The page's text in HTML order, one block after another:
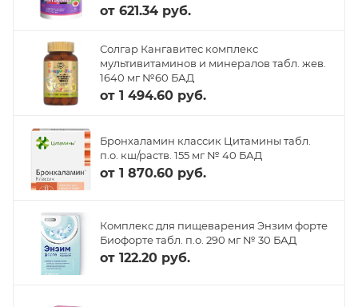
от 621.34 руб.
Солгар Кангавитес комплекс
мультивитаминов и минералов табл. жев.
1640 мг №60 БАД
от 1 494.60 руб.
Бронхаламин классик Цитамины табл.
п.о. кш/раств. 155 мг № 40 БАД
от 1 870.60 руб.
Комплекс для пищеварения Энзим форте
Биофорте табл. п.о. 290 мг № 30 БАД
от 122.20 руб.